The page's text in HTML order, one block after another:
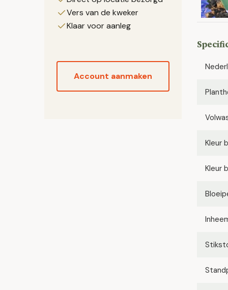
Vers van de kweker
Klaar voor aanleg
Account aanmaken
Kleur
Kleur